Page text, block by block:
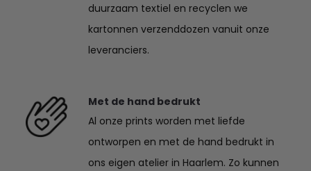
duurzaam textiel en recyclen we
kartonnen verzenddozen vanuit onze
leveranciers.
Met de hand bedrukt
Al onze prints worden met liefde
ontworpen en met de hand bedrukt in
ons eigen atelier in Haarlem. Zo kunnen